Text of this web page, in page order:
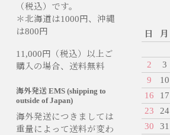
（税込）です。
＊北海道は1000円、沖縄
は800円
11,000円（税込）以上ご
購入の場合、送料無料
海外発送 EMS (shipping to
outside of Japan)
海外発送につきましては
重量によって送料が変わ
日 月
2
3
9
10
16
17
23
24
30
31